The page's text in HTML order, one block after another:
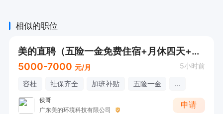
相似的职位
美的直聘（五险一金免费住宿+月休四天+年底双薪）
5000-7000 元/月 5小时前
容桂 社保齐全 加班补贴 五险一金 ...
侯哥
广东美的环境科技有限公司
申请